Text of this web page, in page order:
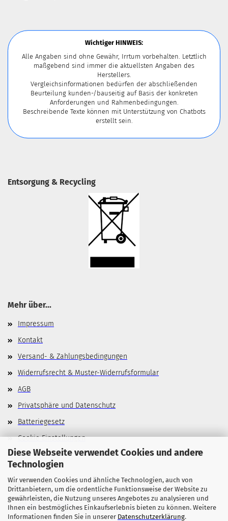
Diese Webseite verwendet Cookies und andere
Technologien
Wir verwenden Cookies und ähnliche Technologien, auch von
Drittanbietern, um die ordentliche Funktionsweise der Website zu
gewährleisten, die Nutzung unseres Angebotes zu analysieren und
Ihnen ein bestmögliches Einkaufserlebnis bieten zu können. Weitere
Informationen finden Sie in unserer Datenschutzerklärung.
Wichtiger HINWEIS:
Alle Angaben sind ohne Gewähr, Irrtum vorbehalten. Letztlich
maßgebend sind immer die aktuellsten Angaben des
Herstellers.
Vergleichsinformationen bedürfen der abschließenden
Beurteilung kunden-/bauseitig auf Basis der konkreten
Anforderungen und Rahmenbedingungen.
Beschreibende Texte können mit Unterstützung von Chatbots
erstellt sein.
Entsorgung & Recycling
Mehr über...
Impressum
Kontakt
Versand- & Zahlungsbedingungen
Widerrufsrecht & Muster-Widerrufsformular
AGB
Privatsphäre und Datenschutz
Batteriegesetz
Cookie Einstellungen
Allgemeines
Stellenangebote